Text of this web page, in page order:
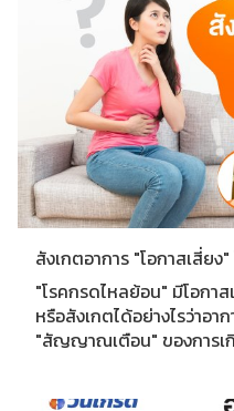
สังเกตอาการ "โอกาสเสี่ย
"โรคกรดไหลย้อน"​ มีโอกา
หรือสังเกตได้อย่างไรว่าอ
"สัญญาณเตือน" ของการเ